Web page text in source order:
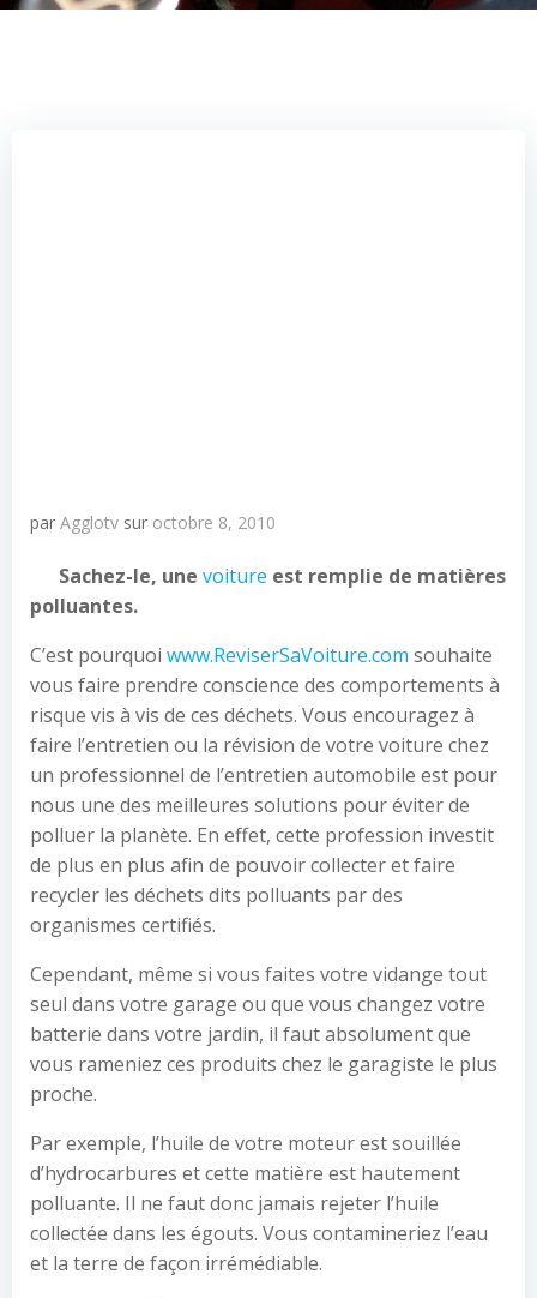
par Agglotv sur octobre 8, 2010
Sachez-le, une voiture est remplie de matières
polluantes.
C’est pourquoi www.ReviserSaVoiture.com souhaite
vous faire prendre conscience des comportements à
risque vis à vis de ces déchets. Vous encouragez à
faire l’entretien ou la révision de votre voiture chez
un professionnel de l’entretien automobile est pour
nous une des meilleures solutions pour éviter de
polluer la planète. En effet, cette profession investit
de plus en plus afin de pouvoir collecter et faire
recycler les déchets dits polluants par des
organismes certifiés.
Cependant, même si vous faites votre vidange tout
seul dans votre garage ou que vous changez votre
batterie dans votre jardin, il faut absolument que
vous rameniez ces produits chez le garagiste le plus
proche.
Par exemple, l’huile de votre moteur est souillée
d’hydrocarbures et cette matière est hautement
polluante. Il ne faut donc jamais rejeter l’huile
collectée dans les égouts. Vous contamineriez l’eau
et la terre de façon irrémédiable.